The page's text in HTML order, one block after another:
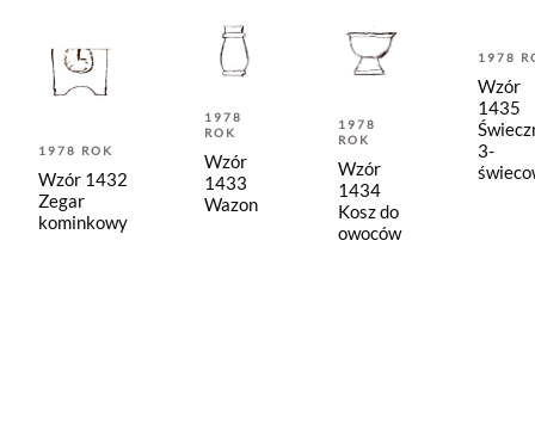
1978 ROK
Wzór 1432
Zegar
kominkowy
1978
ROK
Wzór
1433
Wazon
1978
ROK
Wzór
1434
Kosz do
owoców
1978
Wzór
1435
3-